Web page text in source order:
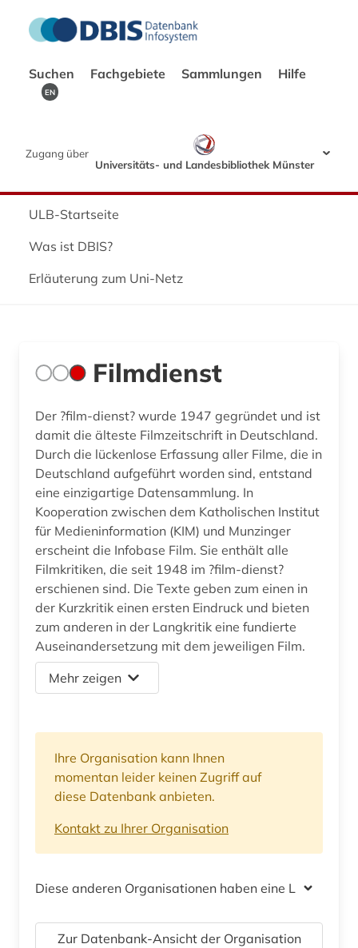
Suchen Fachgebiete Sammlungen Hilfe
EN
Zugang über
Universitäts- und Landesbibliothek Münster
ULB-Startseite
Was ist DBIS?
Erläuterung zum Uni-Netz
Filmdienst
Der ?film-dienst? wurde 1947 gegründet und ist
damit die älteste Filmzeitschrift in Deutschland.
Durch die lückenlose Erfassung aller Filme, die in
Deutschland aufgeführt worden sind, entstand
eine einzigartige Datensammlung. In
Kooperation zwischen dem Katholischen Institut
für Medieninformation (KIM) und Munzinger
erscheint die Infobase Film. Sie enthält alle
Filmkritiken, die seit 1948 im ?film-dienst?
erschienen sind. Die Texte geben zum einen in
der Kurzkritik einen ersten Eindruck und bieten
zum anderen in der Langkritik eine fundierte
Auseinandersetzung mit dem jeweiligen Film.
Mehr zeigen
Ihre Organisation kann Ihnen
momentan leider keinen Zugriff auf
diese Datenbank anbieten.
Kontakt zu Ihrer Organisation
Diese anderen Organisationen haben eine Lizenz
Zur Datenbank-Ansicht der Organisation